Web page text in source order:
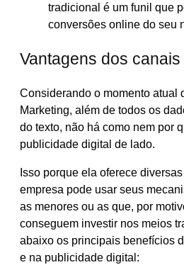
tradicional é um funil que
conversões online do seu
Vantagens dos
Considerando o momento atual
Marketing, além de todos os
do texto, não há como nem por
publicidade digital de lado.
Isso porque ela oferece
empresa pode usar seus
as menores ou as que, por
conseguem investir nos meios
abaixo os principais benefícios
e na publicidade digital: